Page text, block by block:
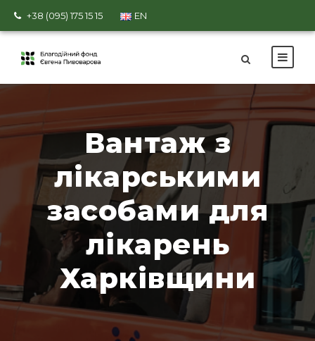
+38 (095) 175 15 15 EN
Вантаж з
лікарськими
засобами для
лікарень
Харківщини